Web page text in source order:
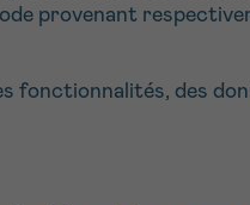
provenant
fonctionnalités, des